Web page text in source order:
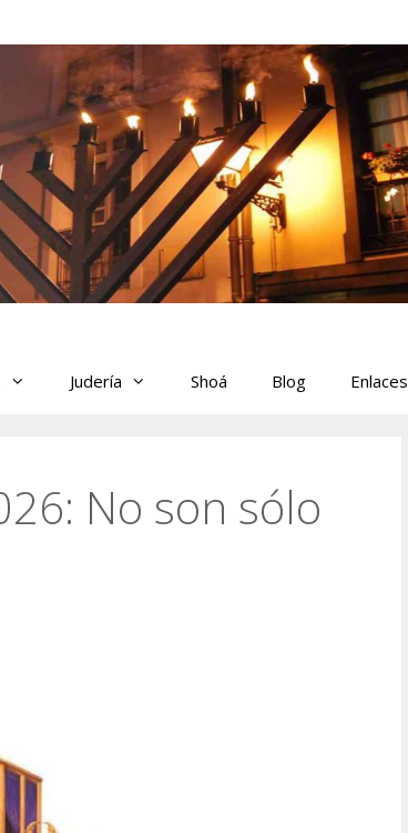
Judería Shoá Blog Enlaces
No son sólo